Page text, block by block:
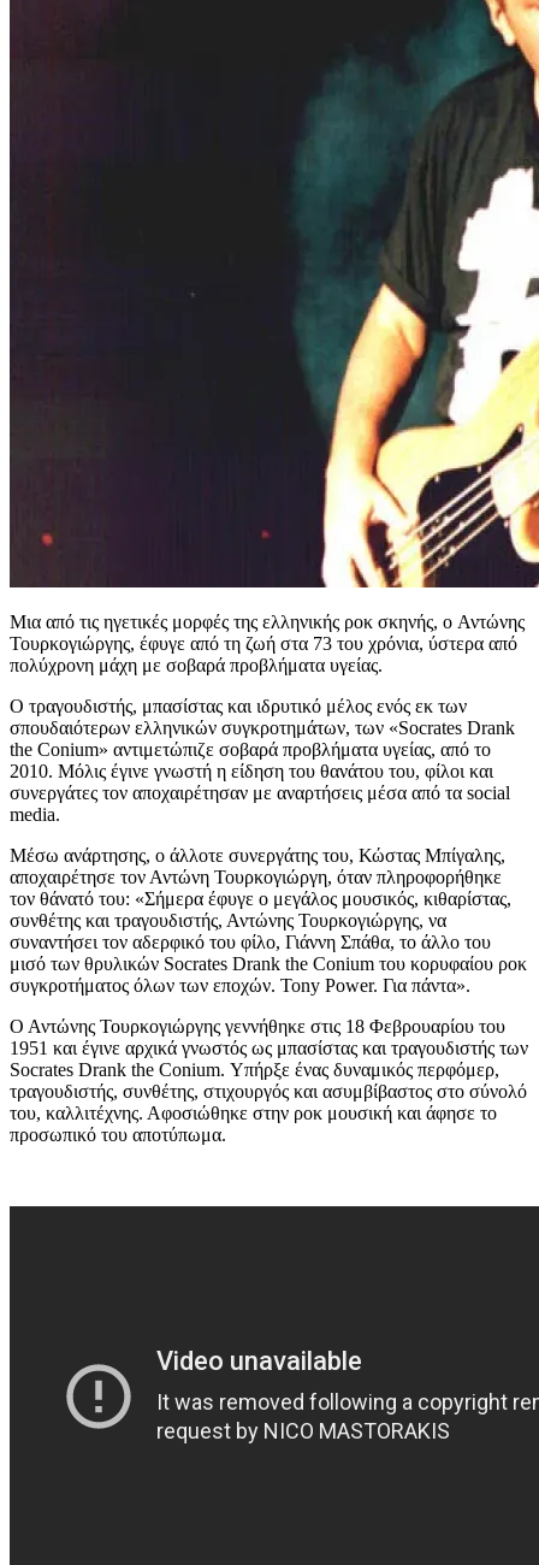
Mια από τις ηγετικές μορφές της ελληνικής ροκ σκηνής, o Αντώνης
Τουρκογιώργης, έφυγε από τη ζωή στα 73 του χρόνια, ύστερα από
πολύχρονη μάχη με σοβαρά προβλήματα υγείας.
Ο τραγουδιστής, μπασίστας και ιδρυτικό μέλος ενός εκ των
σπουδαιότερων ελληνικών συγκροτημάτων, των «Socrates Drank
the Conium» αντιμετώπιζε σοβαρά προβλήματα υγείας, από το
2010. Μόλις έγινε γνωστή η είδηση του θανάτου του, φίλοι και
συνεργάτες τον αποχαιρέτησαν με αναρτήσεις μέσα από τα social
media.
Μέσω ανάρτησης, ο άλλοτε συνεργάτης του, Κώστας Μπίγαλης,
αποχαιρέτησε τον Αντώνη Τουρκογιώργη, όταν πληροφορήθηκε
τον θάνατό του: «Σήμερα έφυγε ο μεγάλος μουσικός, κιθαρίστας,
συνθέτης και τραγουδιστής, Αντώνης Τουρκογιώργης, να
συναντήσει τον αδερφικό του φίλο, Γιάννη Σπάθα, το άλλο του
μισό των θρυλικών Socrates Drank the Conium του κορυφαίου ροκ
συγκροτήματος όλων των εποχών. Tony Power. Για πάντα».
Ο Αντώνης Τουρκογιώργης γεννήθηκε στις 18 Φεβρουαρίου του
1951 και έγινε αρχικά γνωστός ως μπασίστας και τραγουδιστής των
Socrates Drank the Conium. Υπήρξε ένας δυναμικός περφόμερ,
τραγουδιστής, συνθέτης, στιχουργός και ασυμβίβαστος στο σύνολό
του, καλλιτέχνης. Αφοσιώθηκε στην ροκ μουσική και άφησε το
προσωπικό του αποτύπωμα.